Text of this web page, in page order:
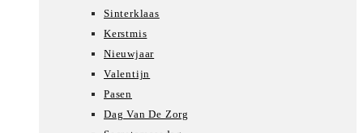
Sinterklaas
Kerstmis
Nieuwjaar
Valentijn
Pasen
Dag Van De Zorg